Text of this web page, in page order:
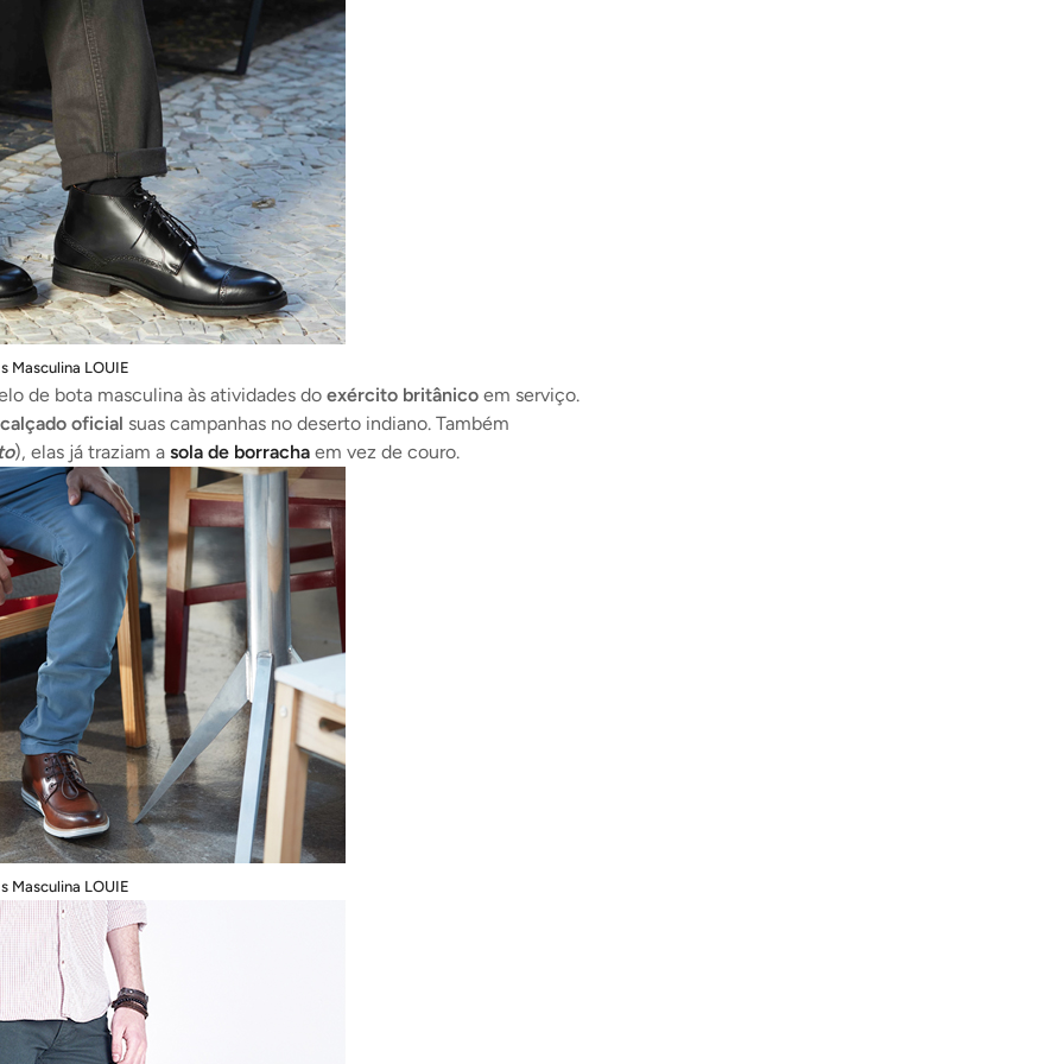
Masculina LOUIE
de bota masculina às atividades do exército britânico em serviço.
calçado oficial suas campanhas no deserto indiano. Também
), elas já traziam a sola de borracha em vez de couro.
Masculina LOUIE